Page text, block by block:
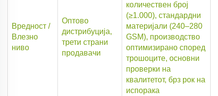
Вредност /
Влезно
ниво
Оптово
дистрибуција,
трети страни
продавачи
количествен број
(≥1.000), стандардни
материјали (240–280
GSM), производство
оптимизирано според
трошоците, основни
проверки на
квалитетот, брз рок на
испорака